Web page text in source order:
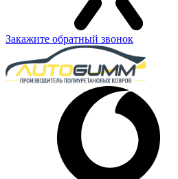
Закажите обратный звонок